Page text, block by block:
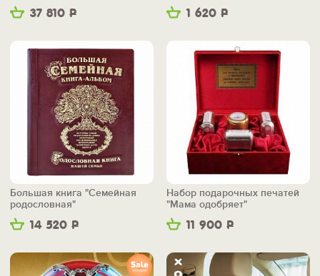
37 810 Р 1 620 Р
14 520 Р
Большая книга "Семейная
родословная"
11 900 Р
Набор подарочных печатей
"Мама одобряет"